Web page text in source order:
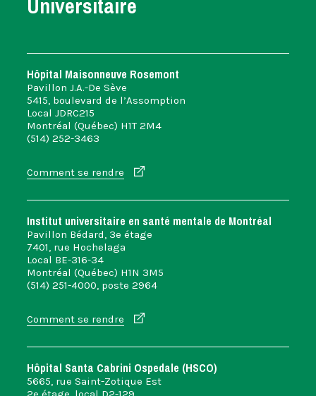
Hôpital Maisonneuve Rosemont
Pavillon J.A.-De Sève
5415, boulevard de l’Assomption
Local JDRC215
Montréal (Québec) H1T 2M4
(514) 252-3463
Comment se rendre
Institut universitaire en santé mentale de Montréal
Pavillon Bédard, 3e étage
7401, rue Hochelaga
Local BE-316-34
Montréal (Québec) H1N 3M5
(514) 251-4000, poste 2964
Comment se rendre
Hôpital Santa Cabrini Ospedale (HSCO)
5665, rue Saint-Zotique Est